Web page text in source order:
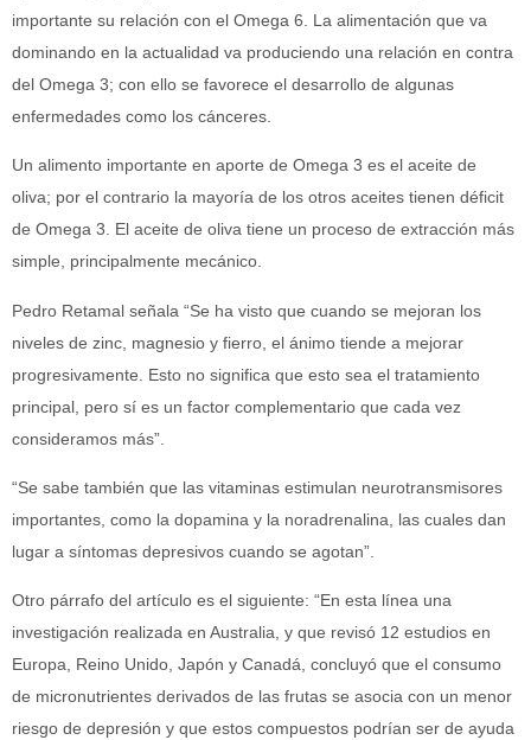
importante su relación con el Omega 6. La alimentación que va
dominando en la actualidad va produciendo una relación en contra
del Omega 3; con ello se favorece el desarrollo de algunas
enfermedades como los cánceres.
Un alimento importante en aporte de Omega 3 es el aceite de
oliva; por el contrario la mayoría de los otros aceites tienen déficit
de Omega 3. El aceite de oliva tiene un proceso de extracción más
simple, principalmente mecánico.
Pedro Retamal señala “Se ha visto que cuando se mejoran los
niveles de zinc, magnesio y fierro, el ánimo tiende a mejorar
progresivamente. Esto no significa que esto sea el tratamiento
principal, pero sí es un factor complementario que cada vez
consideramos más”.
“Se sabe también que las vitaminas estimulan neurotransmisores
importantes, como la dopamina y la noradrenalina, las cuales dan
lugar a síntomas depresivos cuando se agotan”.
Otro párrafo del artículo es el siguiente: “En esta línea una
investigación realizada en Australia, y que revisó 12 estudios en
Europa, Reino Unido, Japón y Canadá, concluyó que el consumo
de micronutrientes derivados de las frutas se asocia con un menor
riesgo de depresión y que estos compuestos podrían ser de ayuda